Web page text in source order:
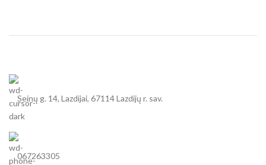
Seinų g. 14, Lazdijai, 67114 Lazdijų r. sav.
067263305